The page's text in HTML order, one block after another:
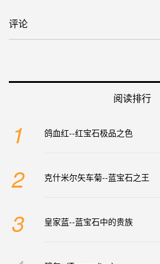
评论
阅读排行
1 鸽血红--红宝石极品之色
2 克什米尔矢车菊--蓝宝石之王
3 皇家蓝--蓝宝石中的贵族